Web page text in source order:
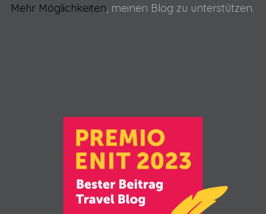
Mehr Möglichkeiten, meinen Blog zu unterstützen.